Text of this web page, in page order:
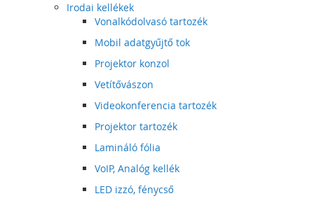
Irodai kellékek
Vonalkódolvasó tartozék
Mobil adatgyűjtő tok
Projektor konzol
Vetítővászon
Videokonferencia tartozék
Projektor tartozék
Lamináló fólia
VoIP, Analóg kellék
LED izzó, fénycső